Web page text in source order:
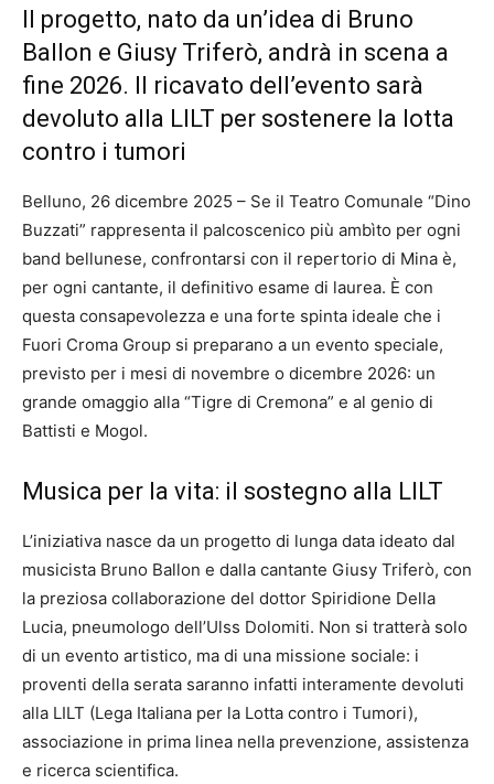
Il progetto, nato da un’idea di Bruno
Ballon e Giusy Triferò, andrà in scena a
fine 2026. Il ricavato dell’evento sarà
devoluto alla LILT per sostenere la lotta
contro i tumori
Belluno, 26 dicembre 2025 – Se il Teatro Comunale “Dino
Buzzati” rappresenta il palcoscenico più ambìto per ogni
band bellunese, confrontarsi con il repertorio di Mina è,
per ogni cantante, il definitivo esame di laurea. È con
questa consapevolezza e una forte spinta ideale che i
Fuori Croma Group si preparano a un evento speciale,
previsto per i mesi di novembre o dicembre 2026: un
grande omaggio alla “Tigre di Cremona” e al genio di
Battisti e Mogol.
Musica per la vita: il sostegno alla LILT
L’iniziativa nasce da un progetto di lunga data ideato dal
musicista Bruno Ballon e dalla cantante Giusy Triferò, con
la preziosa collaborazione del dottor Spiridione Della
Lucia, pneumologo dell’Ulss Dolomiti. Non si tratterà solo
di un evento artistico, ma di una missione sociale: i
proventi della serata saranno infatti interamente devoluti
alla LILT (Lega Italiana per la Lotta contro i Tumori),
associazione in prima linea nella prevenzione, assistenza
e ricerca scientifica.